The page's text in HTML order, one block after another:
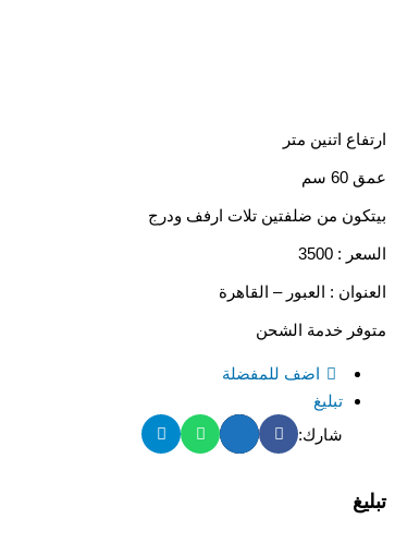
ارتفاع اتنين متر
عمق 60 سم
بيتكون من ضلفتين تلات ارفف ودرج
السعر : 3500
العنوان : العبور – القاهرة
متوفر خدمة الشحن
اضف للمفضلة
تبليغ
شارك:
تبليغ